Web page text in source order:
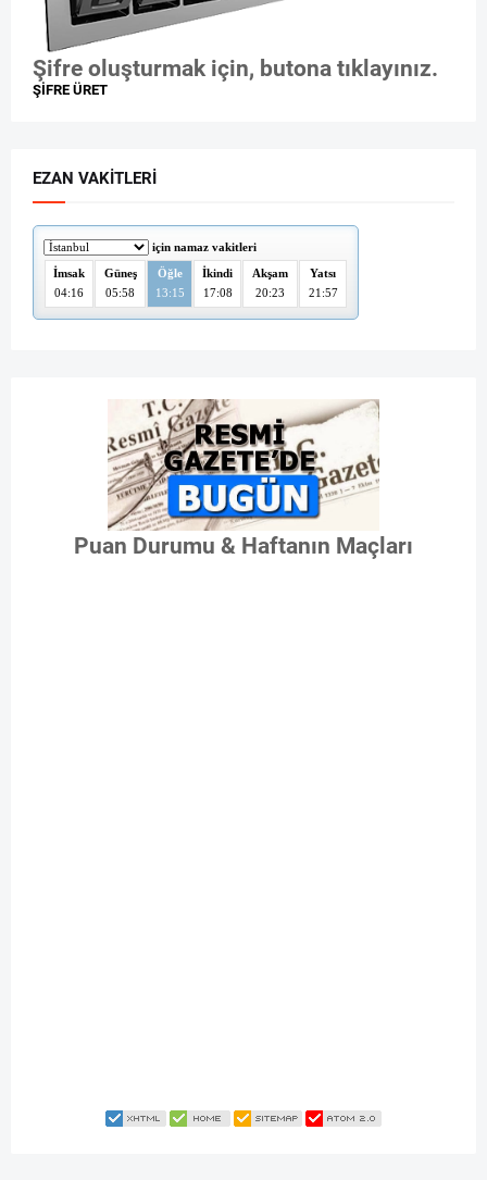
Şifre oluşturmak için, butona tıklayınız.
ŞİFRE ÜRET
EZAN VAKITLERI
Puan Durumu & Haftanın Maçları